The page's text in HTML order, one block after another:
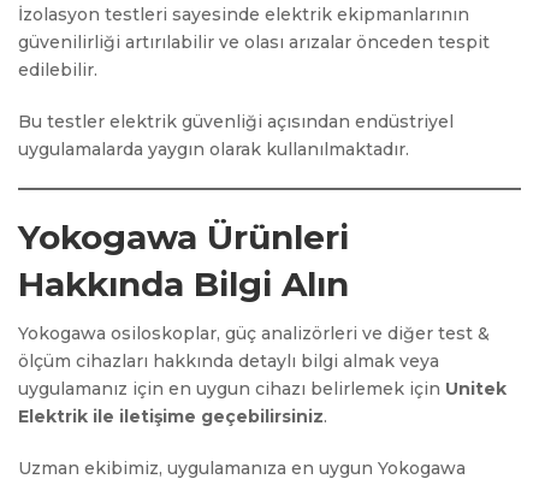
İzolasyon testleri sayesinde elektrik ekipmanlarının
güvenilirliği artırılabilir ve olası arızalar önceden tespit
edilebilir.
Bu testler elektrik güvenliği açısından endüstriyel
uygulamalarda yaygın olarak kullanılmaktadır.
Yokogawa Ürünleri
Hakkında Bilgi Alın
Yokogawa osiloskoplar, güç analizörleri ve diğer test &
ölçüm cihazları hakkında detaylı bilgi almak veya
uygulamanız için en uygun cihazı belirlemek için Unitek
Elektrik ile iletişime geçebilirsiniz.
Uzman ekibimiz, uygulamanıza en uygun Yokogawa